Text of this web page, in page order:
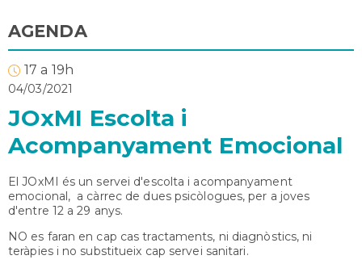
AGENDA
17 a 19h
04/03/2021
JOxMI Escolta i
Acompanyament Emocional
El JOxMI és un servei d'escolta i acompanyament
emocional, a càrrec de dues psicòlogues, per a joves
d'entre 12 a 29 anys.
NO es faran en cap cas tractaments, ni diagnòstics, ni
teràpies i no substitueix cap servei sanitari.